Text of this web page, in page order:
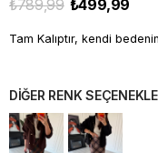
₺789,99 ₺499,99
Tam Kalıptır, kendi
DİĞER RENK